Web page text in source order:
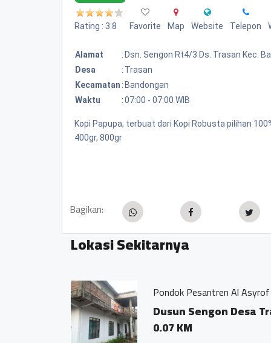
Rating : 3.8 Favorite Map Website Telepon
Alamat : Dsn. Sengon Rt4/3 Ds. Trasan Kec.
Desa
: Trasan
Kecamatan : Bandongan
Waktu
:07:00 - 07:00 WIB
Kopi Papupa, terbuat dari Kopi Robusta pilihan
400gr, 800gr
Bagikan:
Lokasi Sekitarnya
Pondok Pesantren Al Asyrof
Dusun Sengon Desa
0.07 KM